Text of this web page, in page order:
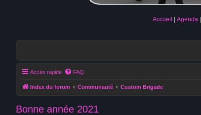
Accueil Agenda
Accès rapide FAQ
Index du forum Communauté Custom Brigade
Bonne année 2021